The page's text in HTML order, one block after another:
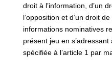
droit à l’information, d’un
l’opposition et d’un droit
informations nominatives
présent jeu en
spécifiée à l’article 1 par